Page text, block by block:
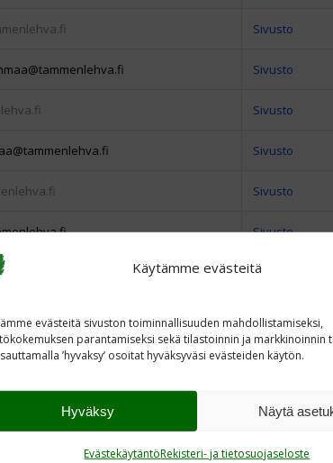
Käytämme evästeitä
evästeitä sivuston toiminnallisuuden mahdollistamiseksi,
parantamiseksi sekä tilastoinnin ja markkinoinnin
’hyvaksy’ osoitat hyväksyväsi evästeiden käytön.
Hyväksy Näytä
EvästekäytäntöRekisteri- ja tietosuojaseloste
Sivusto
Sivusto
Sivusto
Sivusto
Sivusto
Sivusto
Sivusto
Sivusto